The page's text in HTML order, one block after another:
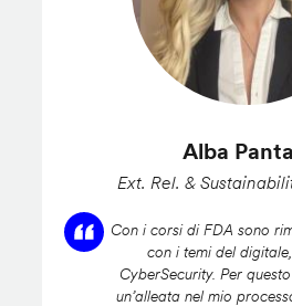
Alba
Ext. Rel. &
Con i corsi di FDA sono
con i temi del digitale,
CyberSecurity. Per
un’alleata nel mio